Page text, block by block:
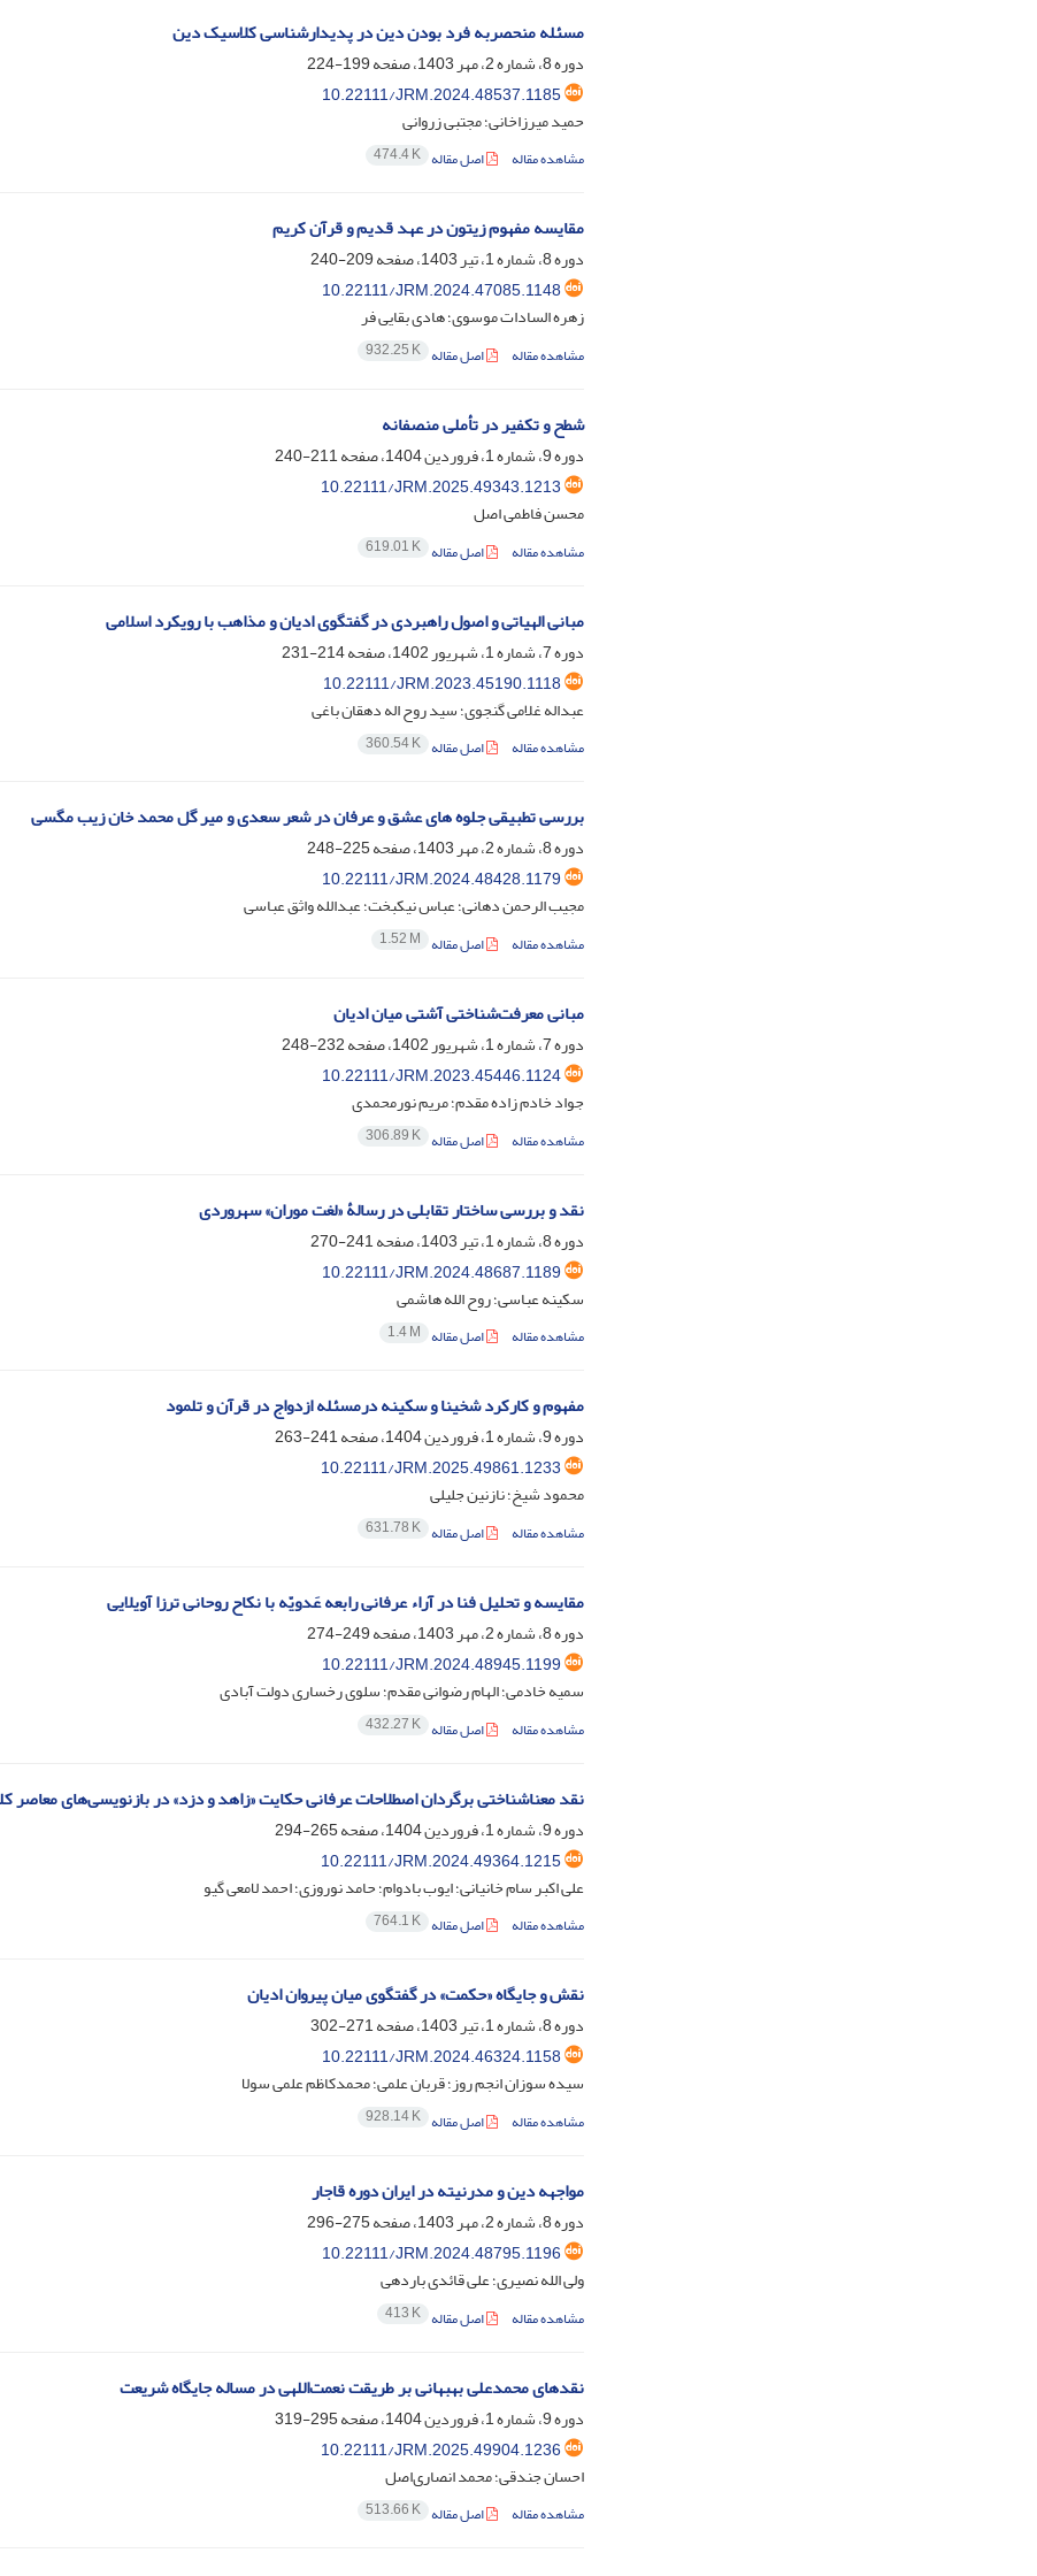
مسئله منحصربه فرد بودن دین در پدیدارشناسی کلاسیک دین
دوره 8، شماره 2، مهر 1403، صفحه
199-224
10.22111/JRM.2024.48537.1185
حمید میرزاخانی؛ مجتبی زروانی
مشاهده مقاله اصل مقاله 474.4 K
مقایسه مفهوم زیتون در عهد قدیم و قرآن کریم
دوره 8، شماره 1، تیر 1403، صفحه
209-240
10.22111/JRM.2024.47085.1148
زهره السادات موسوی؛ هادی بقایی فر
مشاهده مقاله اصل مقاله 932.25 K
شطح و تکفیر در تأملی منصفانه
دوره 9، شماره 1، فروردین 1404، صفحه
211-240
10.22111/JRM.2025.49343.1213
محسن فاطمی اصل
مشاهده مقاله اصل مقاله 619.01 K
مبانی الهیاتی و اصول راهبردی در گفتگوی ادیان و مذاهب با رویکرد اسلامی
دوره 7، شماره 1، شهریور 1402، صفحه
214-231
10.22111/JRM.2023.45190.1118
عبداله غلامی گنجوی؛ سید روح اله دهقان باغی
مشاهده مقاله اصل مقاله 360.54 K
بررسی تطبیقی جلوه های عشق و عرفان در شعر سعدی و میر گل محمد خان زیب مگسی
دوره 8، شماره 2، مهر 1403، صفحه
225-248
10.22111/JRM.2024.48428.1179
مجیب الرحمن دهانی؛ عباس نیکبخت؛ عبدالله واثق عباسی
مشاهده مقاله اصل مقاله 1.52 M
مبانی معرفت‌شناختی آشتی میان ادیان
دوره 7، شماره 1، شهریور 1402، صفحه
232-248
10.22111/JRM.2023.45446.1124
جواد خادم زاده مقدم؛ مریم نورمحمدی
مشاهده مقاله اصل مقاله 306.89 K
نقد و بررسی ساختار تقابلی در رسالۀ «لغت موران» سهروردی
دوره 8، شماره 1، تیر 1403، صفحه
241-270
10.22111/JRM.2024.48687.1189
سکینه عباسی؛ روح الله هاشمی
مشاهده مقاله اصل مقاله 1.4 M
مفهوم و کارکرد شخینا و سکینه درمسئله ازدواج در قرآن و تلمود
دوره 9، شماره 1، فروردین 1404، صفحه
241-263
10.22111/JRM.2025.49861.1233
محمود شیخ؛ نازنین جلیلی
مشاهده مقاله اصل مقاله 631.78 K
مقایسه و تحلیل فنا در آراء عرفانی رابعه عَدویّه با نکاح روحانی ترزا آویلایی
دوره 8، شماره 2، مهر 1403، صفحه
249-274
10.22111/JRM.2024.48945.1199
سمیه خادمی؛ الهام رضوانی مقدم؛ سلوی رخساری دولت آبادی
مشاهده مقاله اصل مقاله 432.27 K
نقد معناشناختی برگردان اصطلاحات عرفانی حکایت «زاهد و دزد» در بازنویسی‌های معاصر
دوره 9، شماره 1، فروردین 1404، صفحه
265-294
10.22111/JRM.2024.49364.1215
علی اکبر سام خانیانی؛ ایوب بادوام؛ حامد نوروزی؛ احمد لامعی گیو
مشاهده مقاله اصل مقاله 764.1 K
نقش و جایگاه «حکمت» در گفتگوی میان پیروان ادیان
دوره 8، شماره 1، تیر 1403، صفحه
271-302
10.22111/JRM.2024.46324.1158
سیده سوزان انجم روز؛ قربان علمی؛ محمدکاظم علمی سولا
مشاهده مقاله اصل مقاله 928.14 K
مواجهه دین و مدرنیته در ایران دوره قاجار
دوره 8، شماره 2، مهر 1403، صفحه
275-296
10.22111/JRM.2024.48795.1196
ولی الله نصیری؛ علی قائدی باردهی
مشاهده مقاله اصل مقاله 413 K
نقدهای محمدعلی بهبهانی بر طریقت نعمت‌اللهی در مساله جایگاه شریعت
دوره 9، شماره 1، فروردین 1404، صفحه
295-319
10.22111/JRM.2025.49904.1236
احسان جندقی؛ محمد انصاری‌اصل
مشاهده مقاله اصل مقاله 513.66 K